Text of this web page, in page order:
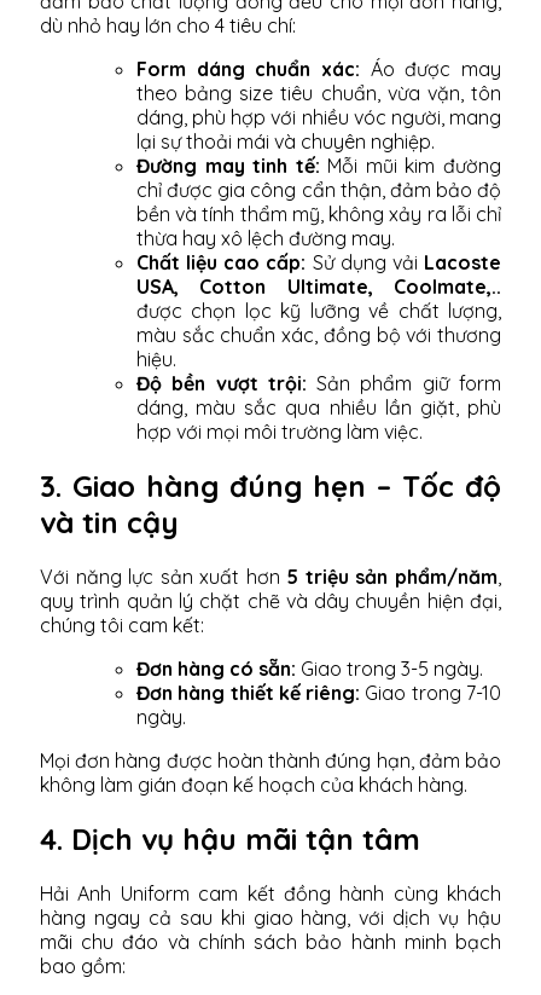
dù nhỏ hay lớn cho 4 tiêu chí:
Form dáng chuẩn xác: Áo được may
theo bảng size tiêu chuẩn, vừa vặn, tôn
dáng, phù hợp với nhiều vóc người, mang
lại sự thoải mái và chuyên nghiệp.
Đường may tinh tế: Mỗi mũi kim đường
chỉ được gia công cẩn thận, đảm bảo độ
bền và tính thẩm mỹ, không xảy ra lỗi chỉ
thừa hay xô lệch đường may.
Chất liệu cao cấp: Sử dụng vải Lacoste
USA, Cotton Ultimate, Coolmate,..
được chọn lọc kỹ lưỡng về chất lượng,
màu sắc chuẩn xác, đồng bộ với thương
hiệu.
Độ bền vượt trội: Sản phẩm giữ form
dáng, màu sắc qua nhiều lần giặt, phù
hợp với mọi môi trường làm việc.
3. Giao hàng đúng hẹn – Tốc độ
và tin cậy
Với năng lực sản xuất hơn 5 triệu sản phẩm/năm
quy trình quản lý chặt chẽ và dây chuyền hiện đại,
chúng tôi cam kết:
Đơn hàng có sẵn: Giao trong 3-5 ngày.
Đơn hàng thiết kế riêng: Giao trong 7-10
ngày.
Mọi đơn hàng được hoàn thành đúng hạn, đảm bảo
không làm gián đoạn kế hoạch của khách hàng.
4. Dịch vụ hậu mãi tận tâm
Hải Anh Uniform cam kết đồng hành cùng khách
hàng ngay cả sau khi giao hàng, với dịch vụ hậu
mãi chu đáo và chính sách bảo hành minh bạch
bao gồm: